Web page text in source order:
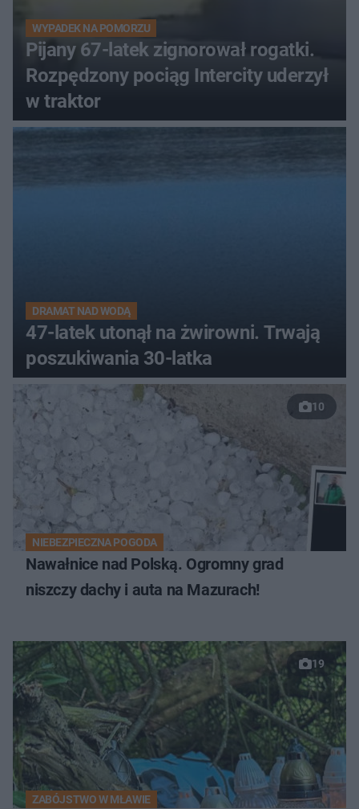
WYPADEK NA POMORZU
Pijany 67-latek zignorował rogatki.
Rozpędzony pociąg Intercity uderzył
w traktor
DRAMAT NAD WODĄ
47-latek utonął na żwirowni. Trwają
poszukiwania 30-latka
10
NIEBEZPIECZNA POGODA
Nawałnice nad Polską. Ogromny grad
niszczy dachy i auta na Mazurach!
19
ZABÓJSTWO W MŁAWIE